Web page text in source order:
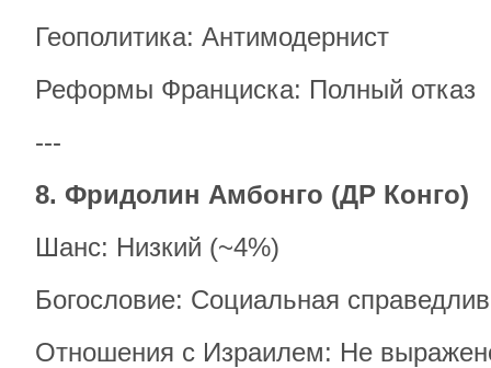
Геополитика: Антимодернист
Реформы Франциска: Полный отказ
---
8. Фридолин Амбонго (ДР Конго)
Шанс: Низкий (~4%)
Богословие: Социальная
Отношения с Израилем: Не